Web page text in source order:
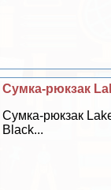
Сумка-рюкзак
Сумка-рюкзак
Black...